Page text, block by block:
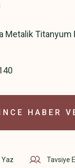
Metalik Titanyum
HABER
Tavsiye